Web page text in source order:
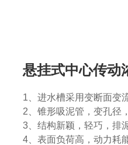
悬挂式中心传动
1、进水槽采用变断面变
2、锥形吸泥管，变孔径
3、结构新颖，轻巧，排
4、表面负荷高，动力耗